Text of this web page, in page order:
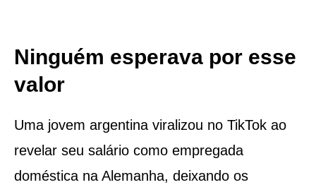
Ninguém esperava por esse
valor
Uma jovem argentina viralizou no TikTok ao
revelar seu salário como empregada
doméstica na Alemanha, deixando os